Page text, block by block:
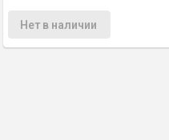
Нет в наличии